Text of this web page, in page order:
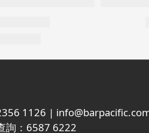
1126 |
詢：6587 6222